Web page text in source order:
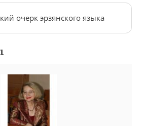
очерк эрзянского языка